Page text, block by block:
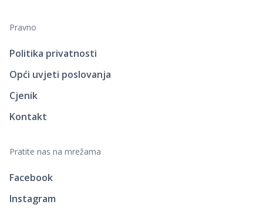
Pravno
Politika privatnosti
Opći uvjeti poslovanja
Cjenik
Kontakt
Pratite nas na mrežama
Facebook
Instagram